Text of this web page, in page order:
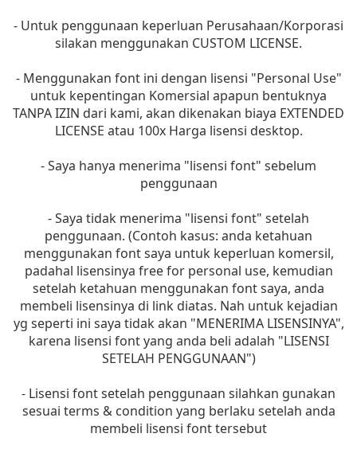
- Untuk penggunaan keperluan Perusahaan/Korporasi
silakan menggunakan CUSTOM LICENSE.
- Menggunakan font ini dengan lisensi "Personal Use"
untuk kepentingan Komersial apapun bentuknya
TANPA IZIN dari kami, akan dikenakan biaya EXTENDED
LICENSE atau 100x Harga lisensi desktop.
- Saya hanya menerima "lisensi font" sebelum
penggunaan
- Saya tidak menerima "lisensi font" setelah
penggunaan. (Contoh kasus: anda ketahuan
menggunakan font saya untuk keperluan komersil,
padahal lisensinya free for personal use, kemudian
setelah ketahuan menggunakan font saya, anda
membeli lisensinya di link diatas. Nah untuk kejadian
yg seperti ini saya tidak akan "MENERIMA LISENSINYA",
karena lisensi font yang anda beli adalah "LISENSI
SETELAH PENGGUNAAN")
- Lisensi font setelah penggunaan silahkan gunakan
sesuai terms & condition yang berlaku setelah anda
membeli lisensi font tersebut